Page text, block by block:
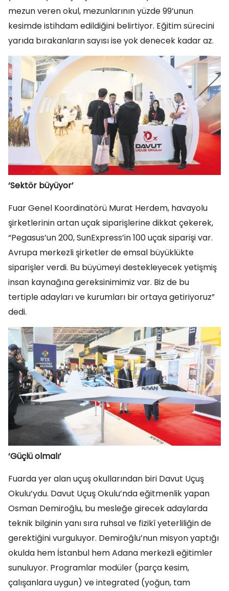
mezun veren okul, mezunlarının yüzde 99’unun
kesimde istihdam edildiğini belirtiyor. Eğitim sürecini
yarıda bırakanların sayısı ise yok denecek kadar az.
‘Sektör büyüyor’
Fuar Genel Koordinatörü Murat Herdem, havayolu
şirketlerinin artan uçak siparişlerine dikkat çekerek,
“Pegasus’un 200, SunExpress’in 100 uçak siparişi var.
Avrupa merkezli şirketler de emsal büyüklükte
siparişler verdi. Bu büyümeyi destekleyecek yetişmiş
insan kaynağına gereksinimimiz var. Biz de bu
tertiple adayları ve kurumları bir ortaya getiriyoruz”
dedi.
‘Güçlü olmalı’
Fuarda yer alan uçuş okullarından biri Davut Uçuş
Okulu’ydu. Davut Uçuş Okulu’nda eğitmenlik yapan
Osman Demiroğlu, bu mesleğe girecek adaylarda
teknik bilginin yanı sıra ruhsal ve fizikî yeterliliğin de
gerektiğini vurguluyor. Demiroğlu’nun misyon yaptığı
okulda hem İstanbul hem Adana merkezli eğitimler
sunuluyor. Programlar modüler (parça kesim,
çalışanlara uygun) ve integrated (yoğun, tam